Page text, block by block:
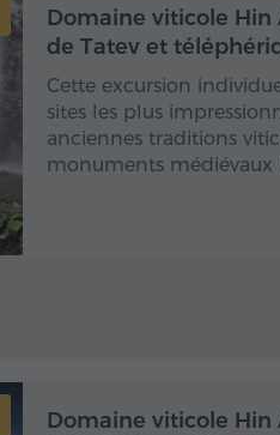
Toute
Domaine viticole Hin
de Tatev et
Cette excursion
sites les plus
anciennes traditions
monuments médiévaux
Toute
Domaine viticole Hin